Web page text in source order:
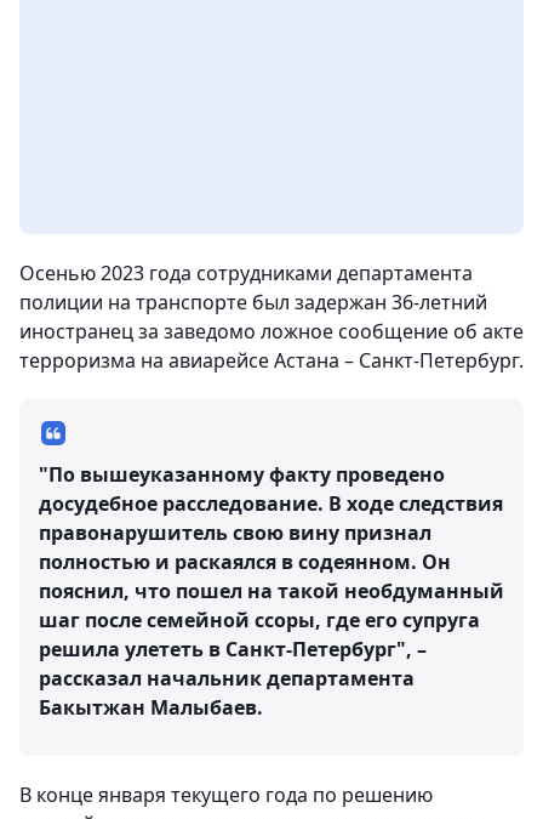
Осенью 2023 года сотрудниками департамента
полиции на транспорте был задержан 36-летний
иностранец за заведомо ложное сообщение об акте
терроризма на авиарейсе Астана – Санкт-Петербург.
"По вышеуказанному факту проведено
досудебное расследование. В ходе следствия
правонарушитель свою вину признал
полностью и раскаялся в содеянном. Он
пояснил, что пошел на такой необдуманный
шаг после семейной ссоры, где его супруга
решила улететь в Санкт-Петербург", –
рассказал начальник департамента
Бакытжан Малыбаев.
В конце января текущего года по решению